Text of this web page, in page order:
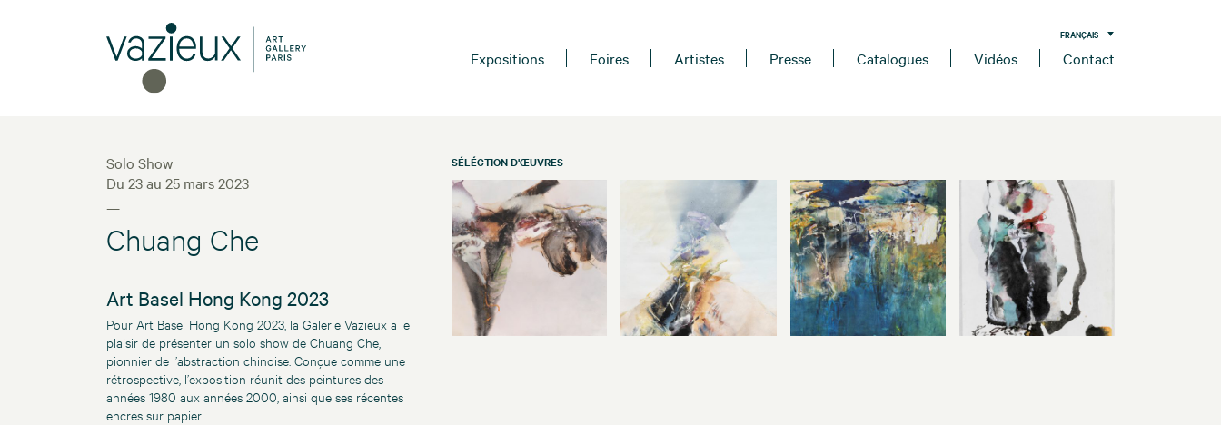
FRANÇAIS
Expositions Foires Artistes Presse Catalogues Vidéos Contact
Solo Show
Du 23 au 25 mars 2023
—
Chuang Che
Art Basel Hong Kong 2023
Pour Art Basel Hong Kong 2023, la Galerie Vazieux a le
plaisir de présenter un solo show de Chuang Che,
pionnier de l’abstraction chinoise. Conçue comme une
rétrospective, l’exposition réunit des peintures des
années 1980 aux années 2000, ainsi que ses récentes
encres sur papier.
SÉLÉCTION D'ŒUVRES